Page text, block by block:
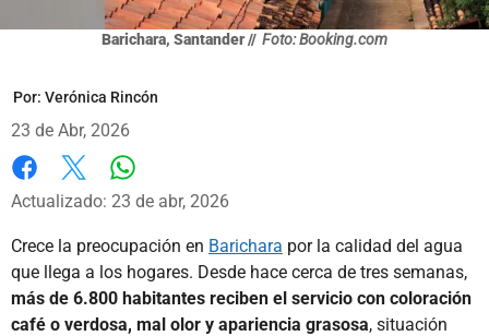
Barichara, Santander // Foto: Booking.com
Por: Verónica Rincón
23 de Abr, 2026
Facebook
X
Actualizado: 23 de abr, 2026
Crece la preocupación en Barichara por la calidad del agua
que llega a los hogares. Desde hace cerca de tres semanas,
más de 6.800 habitantes reciben el servicio con coloración
café o verdosa, mal olor y apariencia grasosa, situación